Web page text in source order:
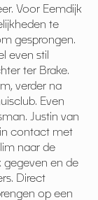
Voor Eemdijk
te
gesprongen.
even stil
ter Brake.
verder na
Even
Justin van
contact met
naar de
gegeven en de
Direct
op een